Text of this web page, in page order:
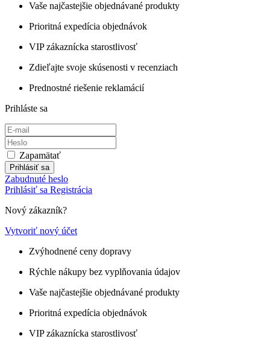
Vaše najčastejšie objednávané produkty
Prioritná expedícia objednávok
VIP zákaznícka starostlivosť
Zdieľajte svoje skúsenosti v recenziach
Prednostné riešenie reklamácií
Prihláste sa
Zapamätať
Prihlásiť sa
Zabudnuté heslo
Prihlásiť sa Registrácia
Nový zákazník?
Vytvoriť nový účet
Zvýhodnené ceny dopravy
Rýchle nákupy bez vyplňovania údajov
Vaše najčastejšie objednávané produkty
Prioritná expedícia objednávok
VIP zákaznícka starostlivosť